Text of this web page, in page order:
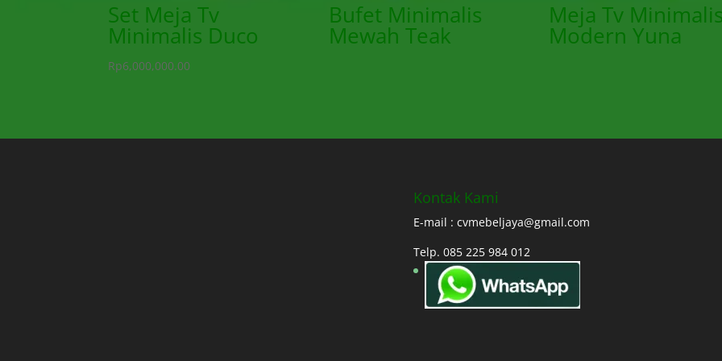
Set Meja Tv
Minimalis Duco
Rp6,000,000.00
Bufet Minimalis
Mewah Teak
Meja Tv
Modern Yuna
Kontak Kami
E-mail : cvmebeljaya@gmail.com
Telp. 085 225 984 012